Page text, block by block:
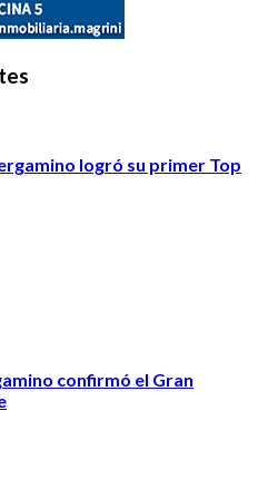
logró su primer Top
confirmó el Gran